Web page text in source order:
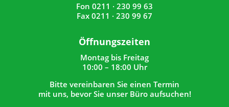
Fon 0211 · 230 99 63
Fax 0211 · 230 99 67
Öffnungszeiten
Montag bis Freitag
10:00 – 18:00 Uhr
Bitte vereinbaren Sie einen Termin
mit uns, bevor Sie unser Büro aufsuchen!